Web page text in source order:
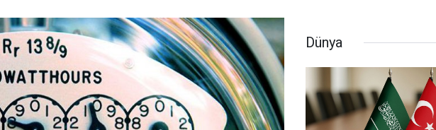
Dünya